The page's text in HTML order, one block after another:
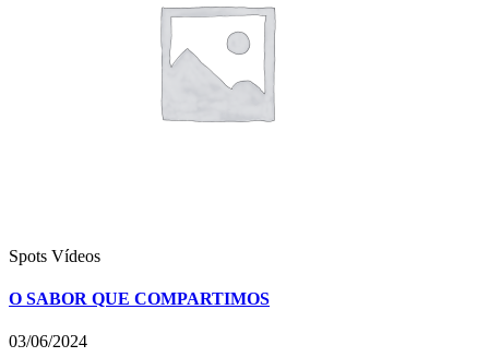
Spots Vídeos
O SABOR QUE COMPARTIMOS
03/06/2024